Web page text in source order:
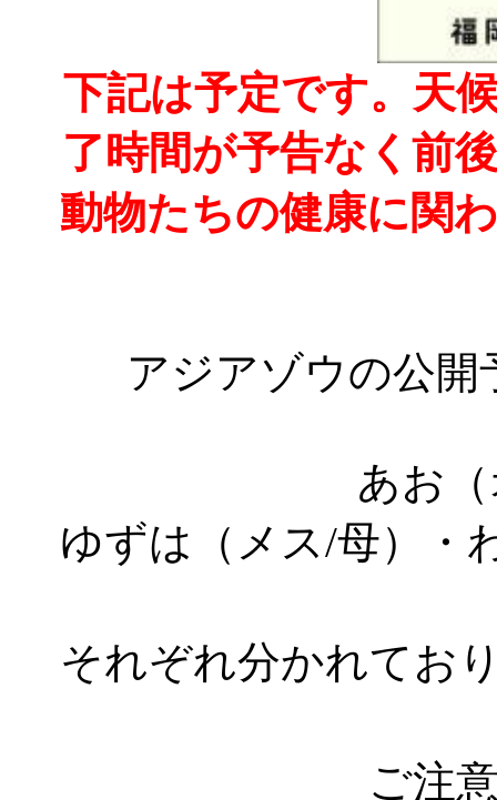
下記は予定です。天
了時間が予告なく前
動物たちの健康に関
アジアゾウの公
あお
ゆずは（メス/母）・
それぞれ分かれてお
ご注